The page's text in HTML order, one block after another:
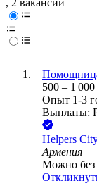
, 2 вакансии
500 – 1 000
Опыт 1-3
Выплаты:
Helpers
Армения
Можно без